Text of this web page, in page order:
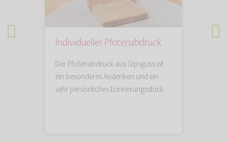
Individueller Pfotenabdruck
Der Pfotenabdruck aus Gipsguss ist
ein besonderes Andenken und ein
sehr persönliches Erinnerungsstück.